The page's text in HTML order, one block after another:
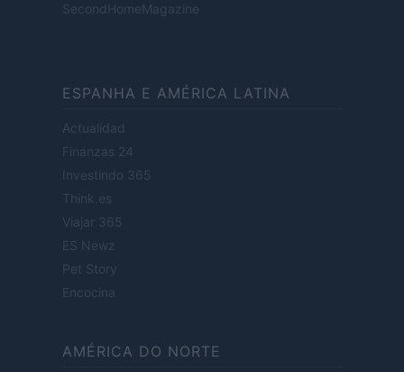
SecondHomeMagazine
ESPANHA E AMÉRICA LATINA
Actualidad
Finanzas 24
Investindo 365
Think.es
Viajar 365
ES Newz
Pet Story
Encocina
AMÉRICA DO NORTE